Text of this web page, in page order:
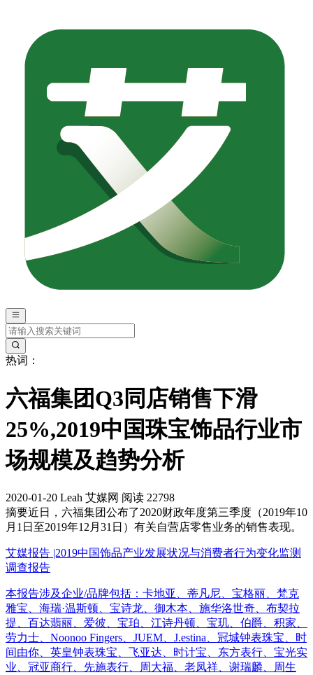
热词：
六福集团Q3同店销售下滑
25%,2019中国珠宝饰品行业市
场规模及趋势分析
2020-01-20 Leah 艾媒网 阅读 22798
摘要近日，六福集团公布了2020财政年度第三季度（2019年10
月1日至2019年12月31日）有关自营店零售业务的销售表现。
艾媒报告 |2019中国饰品产业发展状况与消费者行为变化监测
调查报告
本报告涉及企业/品牌包括：卡地亚、蒂凡尼、宝格丽、梵克
雅宝、海瑞·温斯顿、宝诗龙、御木本、施华洛世奇、布契拉
提、百达翡丽、爱彼、宝珀、江诗丹顿、宝玑、伯爵、积家、
劳力士、Noonoo Fingers、JUEM、J.estina、冠城钟表珠宝、时
间由你、英皇钟表珠宝、飞亚达、时计宝、东方表行、宝光实
业、冠亚商行、先施表行、周大福、老凤祥、谢瑞麟、周生